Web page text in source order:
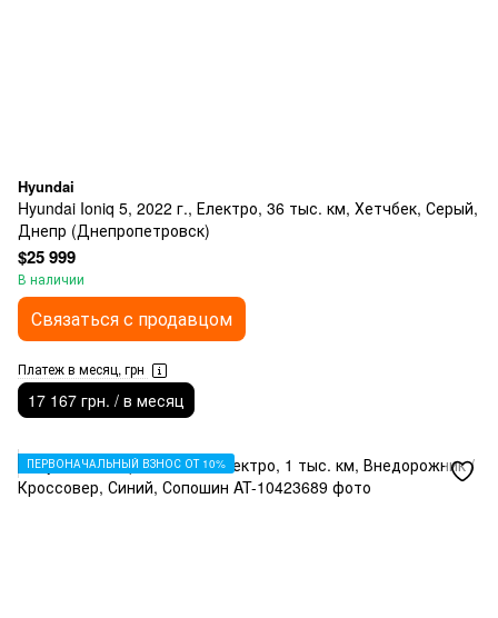
Hyundai
Hyundai Ioniq 5, 2022 г., Електро, 36 тыс. км, Хетчбек, Серый,
Днепр (Днепропетровск)
$25 999
В наличии
Связаться с продавцом
Платеж в месяц, грн
17 167 грн. / в месяц
ПЕРВОНАЧАЛЬНЫЙ ВЗНОС ОТ 10%